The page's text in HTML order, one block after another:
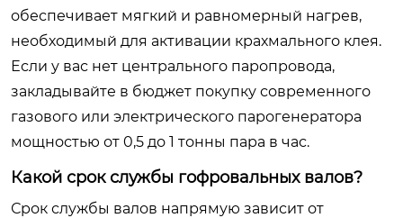
обеспечивает мягкий и равномерный нагрев,
необходимый для активации крахмального клея.
Если у вас нет центрального паропровода,
закладывайте в бюджет покупку современного
газового или электрического парогенератора
мощностью от 0,5 до 1 тонны пара в час.
Какой срок службы гофровальных валов?
Срок службы валов напрямую зависит от